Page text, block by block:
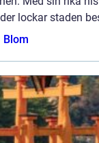
lockar staden
Blom